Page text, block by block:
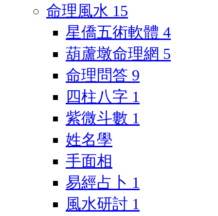
命理風水 15
星僑五術軟體 4
葫蘆墩命理網 5
命理問答 9
四柱八字 1
紫微斗數 1
姓名學
手面相
易經占卜 1
風水研討 1